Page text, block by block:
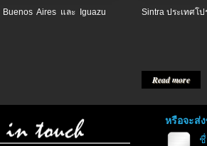
Aires และ Iguazu
Sintra ประเทศโป
Read more
หรือจะส่